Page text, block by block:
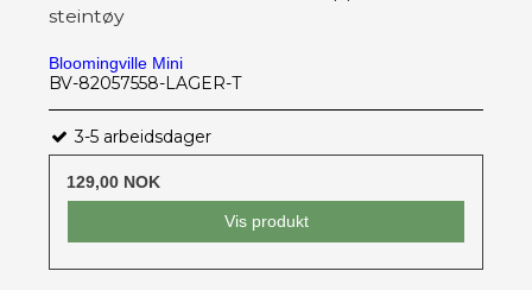
steintøy
Bloomingville Mini
BV-82057558-LAGER-T
3-5 arbeidsdager
129,00 NOK
Vis produkt